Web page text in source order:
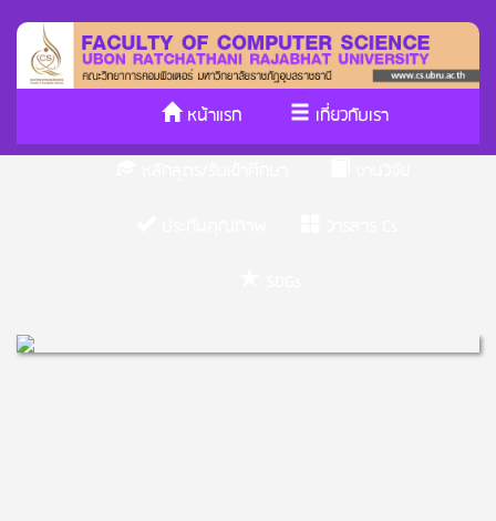
หน้าแรก
เกี่ยวกับเรา